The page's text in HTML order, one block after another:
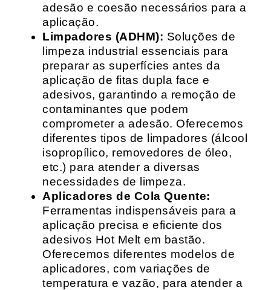
adesão e coesão necessários para a
aplicação.
Limpadores (ADHM): Soluções de
limpeza industrial essenciais para
preparar as superfícies antes da
aplicação de fitas dupla face e
adesivos, garantindo a remoção de
contaminantes que podem
comprometer a adesão. Oferecemos
diferentes tipos de limpadores (álcool
isopropílico, removedores de óleo,
etc.) para atender a diversas
necessidades de limpeza.
Aplicadores de Cola Quente:
Ferramentas indispensáveis para a
aplicação precisa e eficiente dos
adesivos Hot Melt em bastão.
Oferecemos diferentes modelos de
aplicadores, com variações de
temperatura e vazão, para atender a